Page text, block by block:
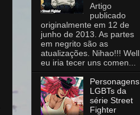
Artigo
publicado
originalmente em 12 de
junho de 2013. As partes
em negrito são as
atualizações. Nihao!!! Well,
eu iria tecer uns comen...
Personagens
LGBTs da
série Street
Fighter